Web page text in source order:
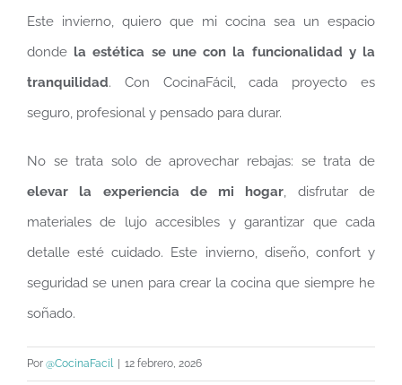
Este invierno, quiero que mi cocina sea un espacio
donde la estética se une con la funcionalidad y la
tranquilidad. Con CocinaFácil, cada proyecto es
seguro, profesional y pensado para durar.
No se trata solo de aprovechar rebajas: se trata de
elevar la experiencia de mi hogar, disfrutar de
materiales de lujo accesibles y garantizar que cada
detalle esté cuidado. Este invierno, diseño, confort y
seguridad se unen para crear la cocina que siempre he
soñado.
Por @CocinaFacil | 12 febrero, 2026